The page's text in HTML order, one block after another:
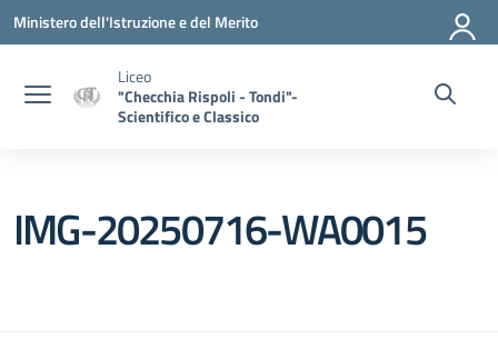
Vai ai contenuti
Vai al menu di navigazione
Vai al footer
Ministero dell'Istruzione e del Merito
Liceo
"Checchia Rispoli - Tondi"-
Scientifico e Classico
IMG-20250716-WA0015